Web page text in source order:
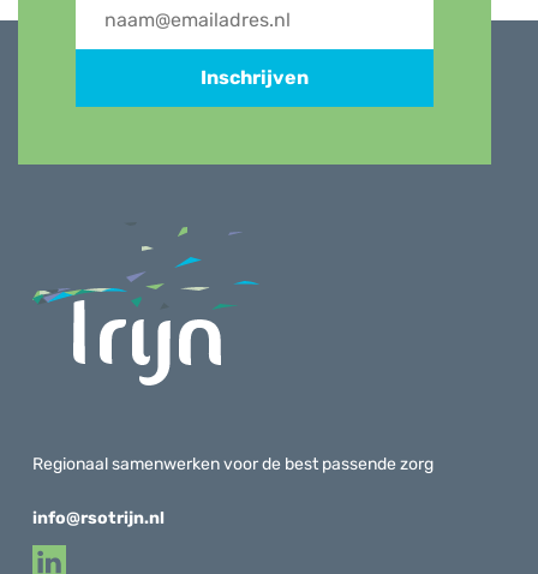
Inschrijven
Regionaal samenwerken voor de best passende zorg
info@rsotrijn.nl